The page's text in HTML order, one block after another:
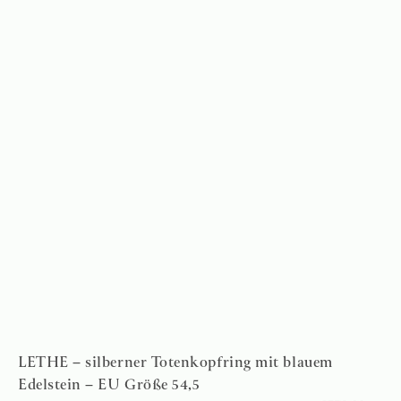
LETHE – silberner Totenkopfring mit blauem
Edelstein – EU Größe 54,5